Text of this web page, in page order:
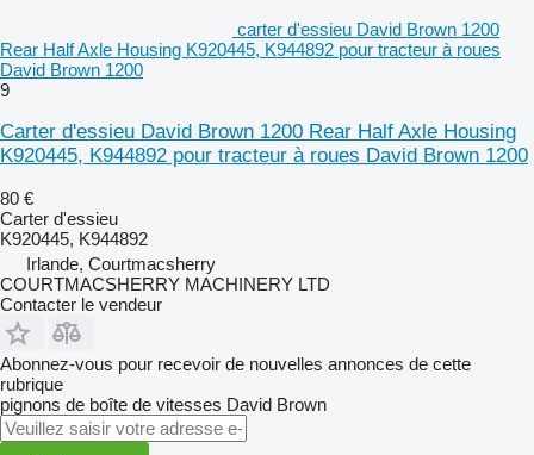
carter d'essieu David Brown 1200
Rear Half Axle Housing K920445, K944892 pour tracteur à roues
David Brown 1200
9
Carter d'essieu David Brown 1200 Rear Half Axle Housing
K920445, K944892 pour tracteur à roues David Brown 1200
80 €
Carter d'essieu
K920445, K944892
Irlande, Courtmacsherry
COURTMACSHERRY MACHINERY LTD
Contacter le vendeur
Abonnez-vous pour recevoir de nouvelles annonces de cette
rubrique
pignons de boîte de vitesses David Brown